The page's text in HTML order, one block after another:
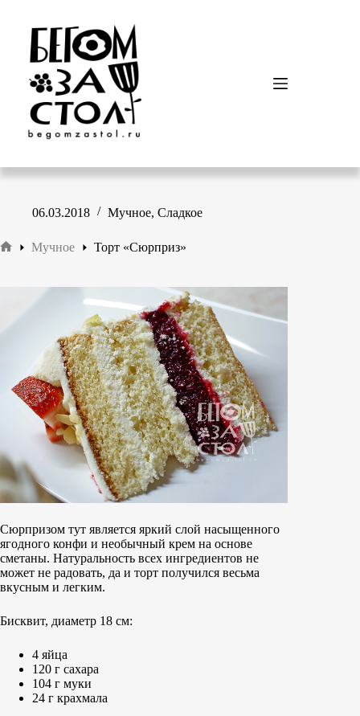
06.03.2018 Мучное, Сладкое
Мучное Торт «Сюрприз»
Сюрпризом тут является яркий слой насыщенного
ягодного конфи и необычный крем на основе
сметаны. Натуральность всех ингредиентов не
может не радовать, да и торт получился весьма
вкусным и легким.
Бисквит, диаметр 18 см:
4 яйца
120 г сахара
104 г муки
24 г крахмала